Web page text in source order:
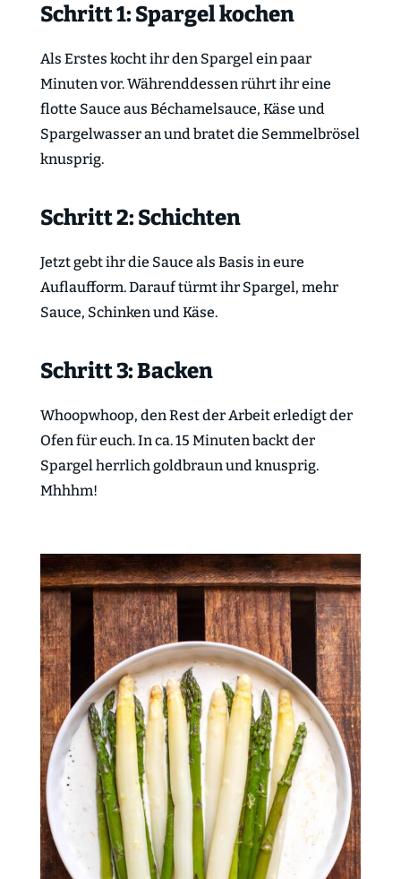
Schritt 1: Spargel kochen
Als Erstes kocht ihr den Spargel ein paar
Minuten vor. Währenddessen rührt ihr eine
flotte Sauce aus Béchamelsauce, Käse und
Spargelwasser an und bratet die Semmelbrösel
knusprig.
Schritt 2: Schichten
Jetzt gebt ihr die Sauce als Basis in eure
Auflaufform. Darauf türmt ihr Spargel, mehr
Sauce, Schinken und Käse.
Schritt 3: Backen
Whoopwhoop, den Rest der Arbeit erledigt der
Ofen für euch. In ca. 15 Minuten backt der
Spargel herrlich goldbraun und knusprig.
Mhhhm!